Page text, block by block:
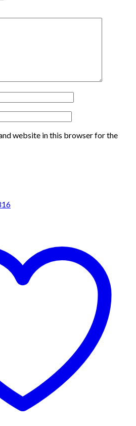
website in this browser for the